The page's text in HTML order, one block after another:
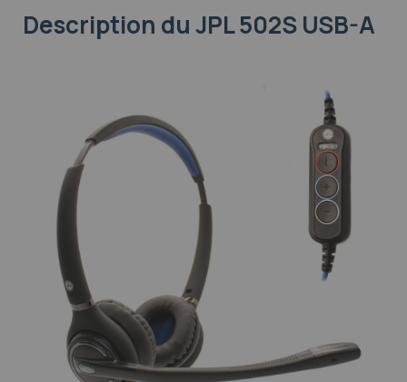
Description du JPL 502S USB-A